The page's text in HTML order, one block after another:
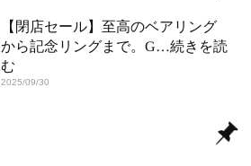
【閉店セール】至高のベアリング
から記念リングまで。G…続きを読
む
2025/09/30